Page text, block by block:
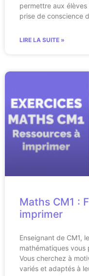
permettre aux
prise de conscience
LIRE LA SUITE »
Maths CM1 :
imprimer
Enseignant de CM1,
mathématiques
Vous cherchez à
variés et adaptés à